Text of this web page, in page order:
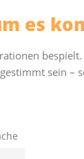
es
sein –